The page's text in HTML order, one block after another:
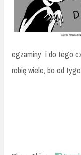
egzaminy i do tego
robię wiele, bo od